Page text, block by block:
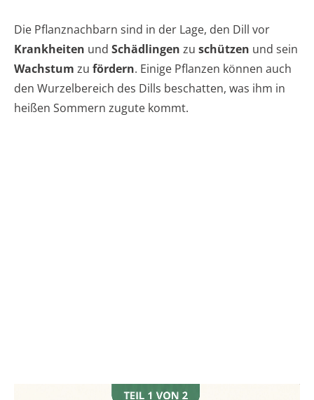
Die Pflanznachbarn sind in der Lage, den Dill vor
Krankheiten und Schädlingen zu schützen und sein
Wachstum zu fördern. Einige Pflanzen können auch
den Wurzelbereich des Dills beschatten, was ihm in
heißen Sommern zugute kommt.